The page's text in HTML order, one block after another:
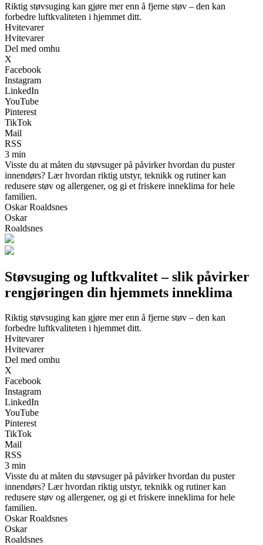
Riktig støvsuging kan gjøre mer enn å fjerne støv – den kan
forbedre luftkvaliteten i hjemmet ditt.
Hvitevarer
Hvitevarer
Del med omhu
X
Facebook
Instagram
LinkedIn
YouTube
Pinterest
TikTok
Mail
RSS
3 min
Visste du at måten du støvsuger på påvirker hvordan du puster
innendørs? Lær hvordan riktig utstyr, teknikk og rutiner kan
redusere støv og allergener, og gi et friskere inneklima for hele
familien.
Oskar Roaldsnes
Oskar
Roaldsnes
Støvsuging og luftkvalitet – slik påvirker
rengjøringen din hjemmets inneklima
Riktig støvsuging kan gjøre mer enn å fjerne støv – den kan
forbedre luftkvaliteten i hjemmet ditt.
Hvitevarer
Hvitevarer
Del med omhu
X
Facebook
Instagram
LinkedIn
YouTube
Pinterest
TikTok
Mail
RSS
3 min
Visste du at måten du støvsuger på påvirker hvordan du puster
innendørs? Lær hvordan riktig utstyr, teknikk og rutiner kan
redusere støv og allergener, og gi et friskere inneklima for hele
familien.
Oskar Roaldsnes
Oskar
Roaldsnes